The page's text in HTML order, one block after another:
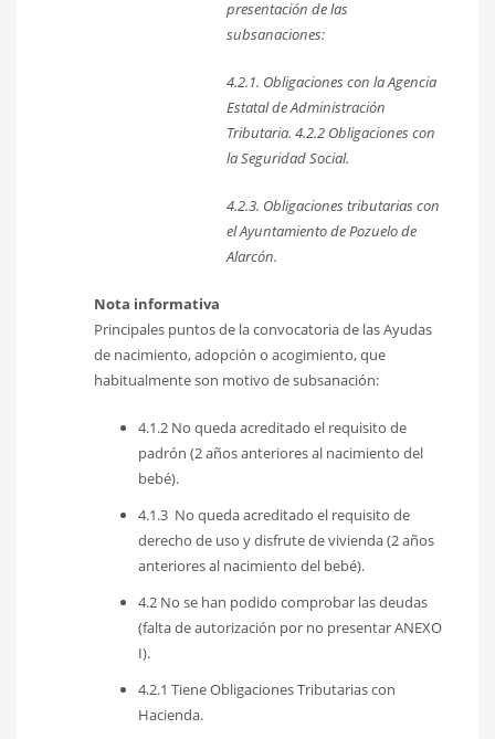
presentación de las
subsanaciones:
4.2.1. Obligaciones con la Agencia
Estatal de Administración
Tributaria. 4.2.2 Obligaciones con
la Seguridad Social.
4.2.3. Obligaciones tributarias con
el Ayuntamiento de Pozuelo de
Alarcón.
Nota informativa
Principales puntos de la convocatoria de las Ayudas
de nacimiento, adopción o acogimiento, que
habitualmente son motivo de subsanación:
4.1.2 No queda acreditado el requisito de
padrón (2 años anteriores al nacimiento del
bebé).
4.1.3 No queda acreditado el requisito de
derecho de uso y disfrute de vivienda (2 años
anteriores al nacimiento del bebé).
4.2 No se han podido comprobar las deudas
(falta de autorización por no presentar ANEXO
I).
4.2.1 Tiene Obligaciones Tributarias con
Hacienda.